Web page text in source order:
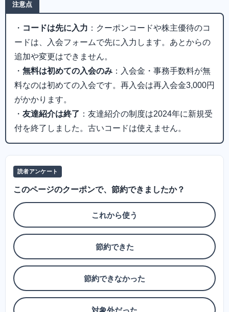
注意点
・ コードは先に入力 ：クーポンコードや株主優待のコ
ードは、入会フォームで先に入力します。あとからの
追加や変更はできません。
・ 無料は初めての入会のみ ：入会金・事務手数料が無
料なのは初めての入会です。再入会は再入会金3,000円
がかかります。
・ 友達紹介は終了 ：友達紹介の制度は2024年に新規受
付を終了しました。古いコードは使えません。
読者アンケート
このページのクーポンで、節約できましたか？
これから使う
節約できた
節約できなかった
対象外だった